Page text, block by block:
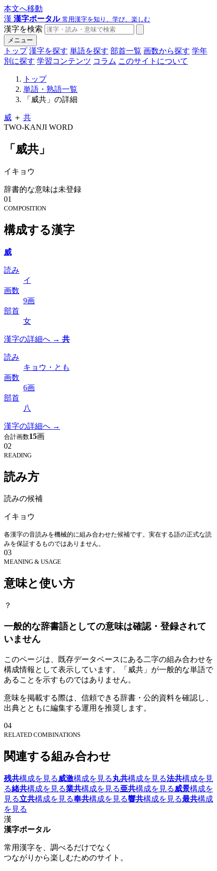
本文へ移動
漢 漢字ポータル 常用漢字を知り、学び、楽しむ
漢字を検索
メニュー
トップ 漢字を探す 単語を探す 部首一覧 画数から探す 学年
別に探す 学習コンテンツ コラム このサイトについて
トップ
単語・熟語一覧
「威共」の詳細
威 ＋ 共
TWO-KANJI WORD
「威共」
イキョウ
辞書的な意味は未登録
01
COMPOSITION
構成する漢字
威
読み
イ
画数
9画
部首
女
漢字の詳細へ → 共
読み
キョウ・とも
画数
6画
部首
八
漢字の詳細へ →
合計画数15画
02
READING
読み方
読みの候補
イキョウ
各漢字の音読みを機械的に組み合わせた候補です。実在する語の正式な読
みを保証するものではありません。
03
MEANING & USAGE
意味と使い方
？
一般的な辞書語としての意味は確認・登録されて
いません
このページは、既存データベースにある二字の組み合わせを
構成情報として表示しています。「威共」が一般的な単語で
あることを示すものではありません。
意味を掲載する際は、信頼できる辞書・公的資料を確認し、
出典とともに編集する運用を推奨します。
04
RELATED COMBINATIONS
関連する組み合わせ
残共構成を見る威激構成を見る丸共構成を見る法共構成を見
る緒共構成を見る業共構成を見る亜共構成を見る威景構成を
見る立共構成を見る奉共構成を見る響共構成を見る最共構成
を見る
漢
漢字ポータル
常用漢字を、調べるだけでなく
つながりから楽しむためのサイト。